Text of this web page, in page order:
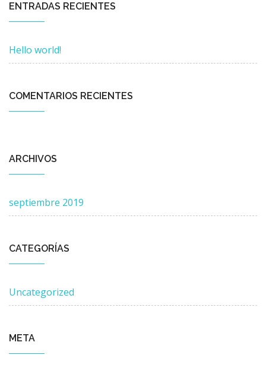
ENTRADAS RECIENTES
Hello world!
COMENTARIOS RECIENTES
ARCHIVOS
septiembre 2019
CATEGORÍAS
Uncategorized
META